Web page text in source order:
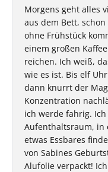
Morgens geht alles
aus dem Bett,
ohne Frühstück
einem großen
reichen. Ich weiß,
wie es ist. Bis elf
dann knurrt der
Konzentration
ich werde fahrig.
Aufenthaltsraum, in
etwas Essbares
von Sabines
Alufolie verpackt!